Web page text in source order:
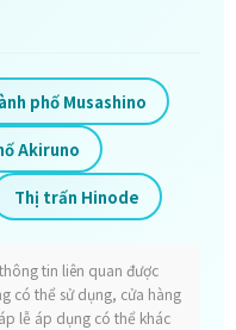
phố Musashino
Akiruno
Thị trấn Hinode
tin liên quan được
có thể sử dụng, cửa hàng
lễ áp dụng có thể khác